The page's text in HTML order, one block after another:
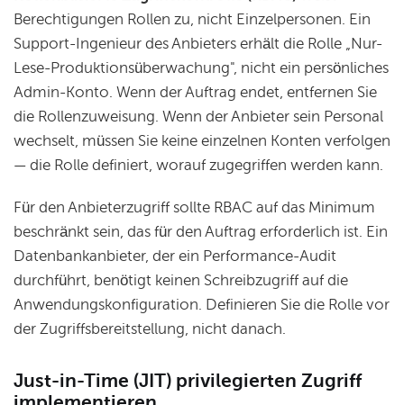
Berechtigungen Rollen zu, nicht Einzelpersonen. Ein
Support-Ingenieur des Anbieters erhält die Rolle „Nur-
Lese-Produktionsüberwachung", nicht ein persönliches
Admin-Konto. Wenn der Auftrag endet, entfernen Sie
die Rollenzuweisung. Wenn der Anbieter sein Personal
wechselt, müssen Sie keine einzelnen Konten verfolgen
— die Rolle definiert, worauf zugegriffen werden kann.
Für den Anbieterzugriff sollte RBAC auf das Minimum
beschränkt sein, das für den Auftrag erforderlich ist. Ein
Datenbankanbieter, der ein Performance-Audit
durchführt, benötigt keinen Schreibzugriff auf die
Anwendungskonfiguration. Definieren Sie die Rolle vor
der Zugriffsbereitstellung, nicht danach.
Just-in-Time (JIT) privilegierten Zugriff